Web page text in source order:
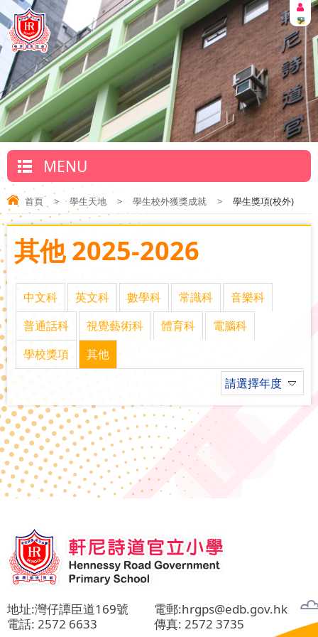
MENU
首頁 > 學生天地 > 學生校外獲獎成就 > 學生獎項(校外)
其他 2025-2026
中文科 英文科 數學科 常識科
音樂科
普通話科
視覺藝術科 體育科
電腦科
學校獎項
其他
請選擇年度
地址:灣仔譚臣道169號 電郵:hrgps@edb.gov.hk
電話: 2572 6633 傳真: 2572 3735